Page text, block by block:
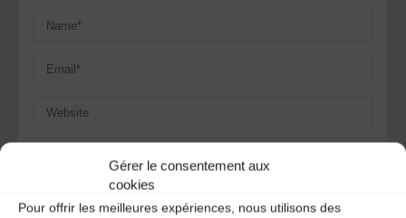
Gérer le consentement aux
cookies
Pour offrir les meilleures expériences, nous utilisons des
time I post a comment.